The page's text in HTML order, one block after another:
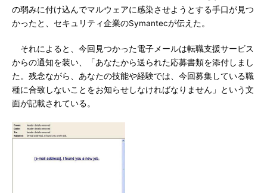
の弱みに付け込んでマルウェアに感染させようとする手口が見つ
かったと、セキュリティ企業のSymantecが伝えた。
それによると、今回見つかった電子メールは転職支援サービス
からの通知を装い、「あなたから送られた応募書類を添付しまし
た。残念ながら、あなたの技能や経験では、今回募集している職
種に合致しないことをお知らせしなければなりません」という文
面が記載されている。